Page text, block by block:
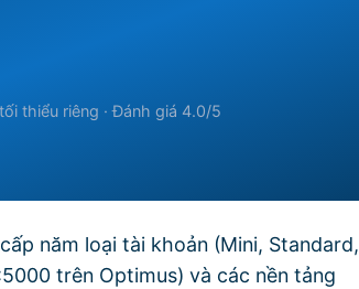
thiểu riêng · Đánh giá 4.0/5
năm loại tài khoản (Mini, Standard,
trên Optimus) và các nền tảng